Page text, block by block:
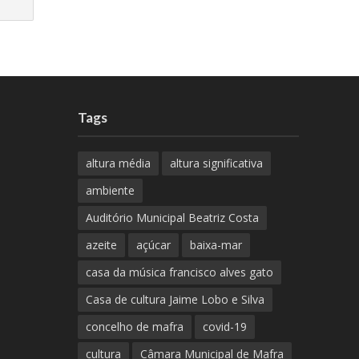
Tags
altura média
altura significativa
ambiente
Auditório Municipal Beatriz Costa
azeite
açúcar
baixa-mar
casa da música francisco alves gato
Casa de cultura Jaime Lobo e Silva
concelho de mafra
covid-19
cultura
Câmara Municipal de Mafra